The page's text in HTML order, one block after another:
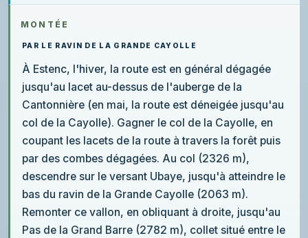
MONTÉE
PAR LE RAVIN DE LA GRANDE CAYOLLE
À Estenc, l'hiver, la route est en général dégagée
jusqu'au lacet au-dessus de l'auberge de la
Cantonnière (en mai, la route est déneigée jusqu'au
col de la Cayolle). Gagner le col de la Cayolle, en
coupant les lacets de la route à travers la forêt puis
par des combes dégagées. Au col (2326 m),
descendre sur le versant Ubaye, jusqu'à atteindre le
bas du ravin de la Grande Cayolle (2063 m).
Remonter ce vallon, en obliquant à droite, jusqu'au
Pas de la Grand Barre (2782 m), collet situé entre le